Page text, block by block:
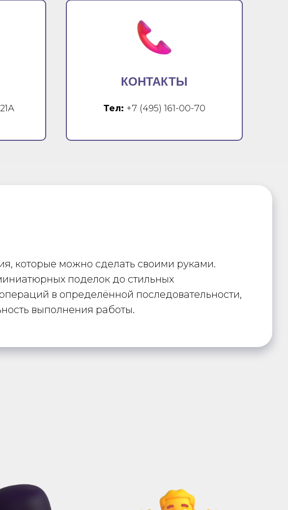
КОНТАКТЫ
Тел: +7 (495) 161-00-70
которые можно сделать своими руками.
поделок до стильных
в определённой последовательности,
выполнения работы.